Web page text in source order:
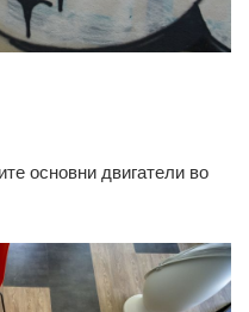
основни двигатели во